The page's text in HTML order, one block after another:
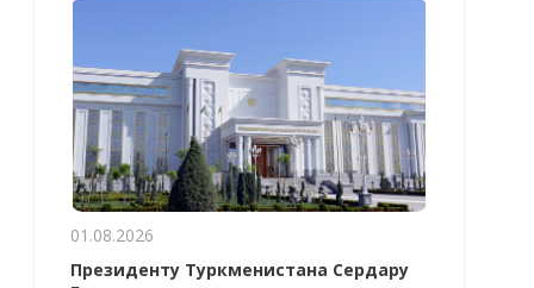
01.08.2026
Президенту Туркменистана Сердару